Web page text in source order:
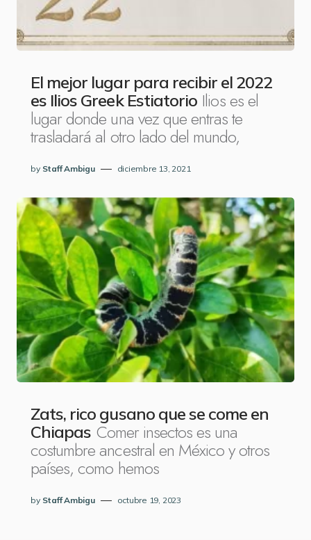
El mejor lugar para recibir el 2022
es Ilios Greek Estiatorio Ilios es el
lugar donde una vez que entras te
trasladará al otro lado del mundo,
by Staff Ambigu diciembre 13, 2021
Zats, rico gusano que se come en
Chiapas Comer insectos es una
costumbre ancestral en México y otros
países, como hemos
by Staff Ambigu octubre 19, 2023